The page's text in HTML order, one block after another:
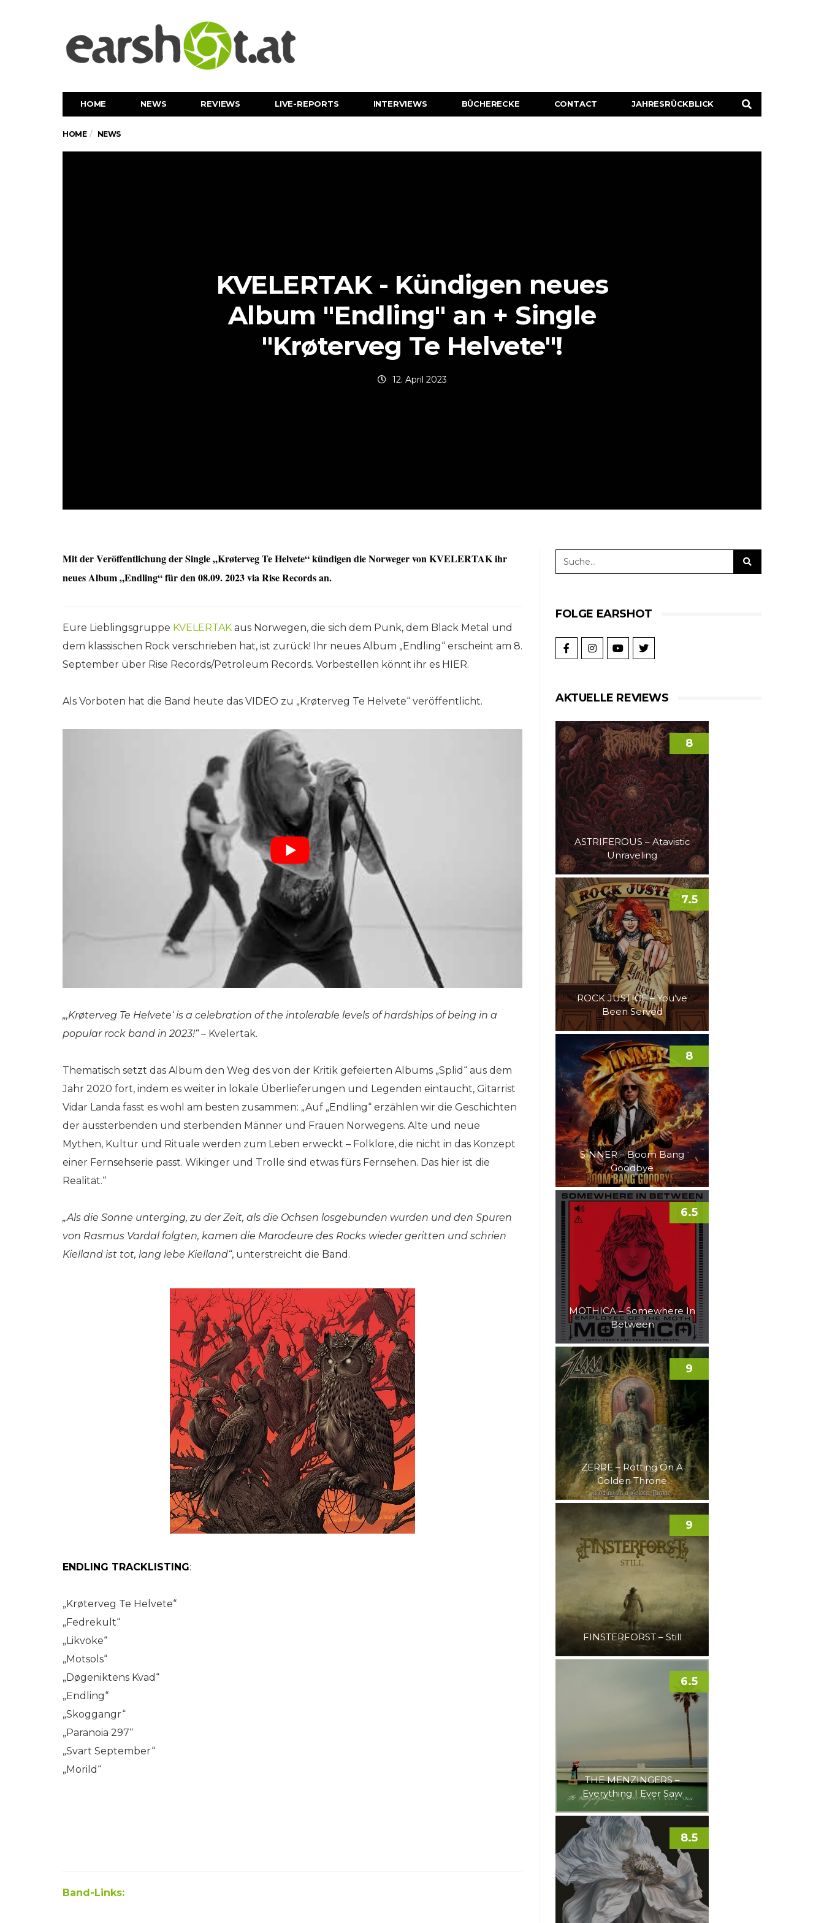
HOME NEWS REVIEWS LIVE-REPORTS INTERVIEWS BÜCHERECKE CONTACT JAHRESRÜCKBLICK
HOME NEWS
KVELERTAK - Kündigen neues
Album "Endling" an + Single
"Krøterveg Te Helvete"!
12. April 2023
Mit der Veröffentlichung der Single „Krøterveg Te Helvete“ kündigen die Norweger von KVELERTAK ihr
neues Album „Endling“ für den 08.09. 2023 via Rise Records an.
Eure Lieblingsgruppe KVELERTAK aus Norwegen, die sich dem Punk, dem Black Metal und
dem klassischen Rock verschrieben hat, ist zurück! Ihr neues Album „Endling“ erscheint am 8.
September über Rise Records/Petroleum Records. Vorbestellen könnt ihr es HIER.
Als Vorboten hat die Band heute das VIDEO zu „Krøterveg Te Helvete“ veröffentlicht.
„‚Krøterveg Te Helvete‘ is a celebration of the intolerable levels of hardships of being in a
popular rock band in 2023!“– Kvelertak.
Thematisch setzt das Album den Weg des von der Kritik gefeierten Albums „Splid“ aus dem
Jahr 2020 fort, indem es weiter in lokale Überlieferungen und Legenden eintaucht, Gitarrist
Vidar Landa fasst es wohl am besten zusammen: „Auf „Endling“ erzählen wir die Geschichten
der aussterbenden und sterbenden Männer und Frauen Norwegens. Alte und neue
Mythen, Kultur und Rituale werden zum Leben erweckt – Folklore, die nicht in das Konzept
einer Fernsehserie passt. Wikinger und Trolle sind etwas fürs Fernsehen. Das hier ist die
Realität.“
„Als die Sonne unterging, zu der Zeit, als die Ochsen losgebunden wurden und den Spuren
von Rasmus Vardal folgten, kamen die Marodeure des Rocks wieder geritten und schrien
Kielland ist tot, lang lebe Kielland“, unterstreicht die Band.
ENDLING TRACKLISTING:
„Krøterveg Te Helvete“
„Fedrekult“
„Likvoke“
„Motsols“
„Døgeniktens Kvad“
„Endling“
„Skoggangr“
„Paranoia 297“
„Svart September“
„Morild“
Band-Links:
FOLGE EARSHOT
AKTUELLE REVIEWS
ASTRIFEROUS – Atavistic
Unraveling
8
ROCK JUSTICE – You’ve
Been Served
7.5
SINNER – Boom Bang
Goodbye
8
MOTHICA – Somewhere In
Between
6.5
ZERRE – Rotting On A
Golden Throne
9
FINSTERFORST – Still
9
THE MENZINGERS –
Everything I Ever Saw
6.5
8.5